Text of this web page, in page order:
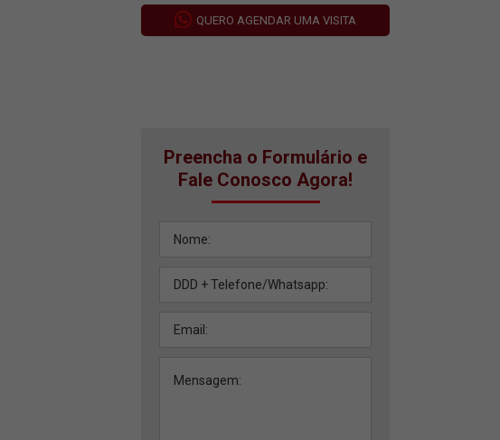
QUERO AGENDAR UMA VISITA
Preencha o Formulário e
Fale Conosco Agora!